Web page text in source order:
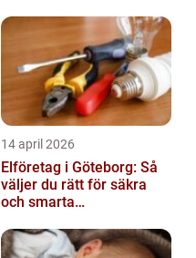
14 april 2026
Elföretag i Göteborg: Så
väljer du rätt för säkra
och smarta